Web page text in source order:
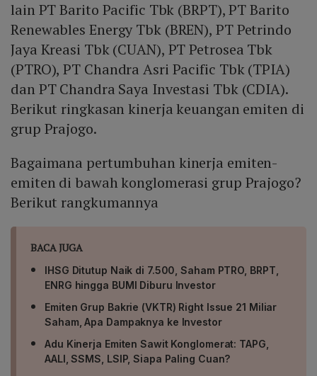
substitusi impor. Fokus pada eksekusi strategi
pengadaan bahan baku optimal serta peningkatan
likuiditas US$3,8 miliar memperkuat ketahanan
operasional, memungkinkan laba bersih kembali positif
dan melanjutkan momentum pertumbuhan.
lain PT Barito Pacific Tbk (BRPT), PT Barito
Renewables Energy Tbk (BREN), PT Petrindo
Jaya Kreasi Tbk (CUAN), PT Petrosea Tbk
(PTRO), PT Chandra Asri Pacific Tbk (TPIA)
dan PT Chandra Saya Investasi Tbk (CDIA).
Berikut ringkasan kinerja keuangan emiten di
grup Prajogo.
Bagaimana pertumbuhan kinerja emiten-
emiten di bawah konglomerasi grup Prajogo?
Berikut rangkumannya
BACA JUGA
IHSG Ditutup Naik di 7.500, Saham PTRO, BRPT,
ENRG hingga BUMI Diburu Investor
Emiten Grup Bakrie (VKTR) Right Issue 21 Miliar
Saham, Apa Dampaknya ke Investor
Adu Kinerja Emiten Sawit Konglomerat: TAPG,
AALI, SSMS, LSIP, Siapa Paling Cuan?